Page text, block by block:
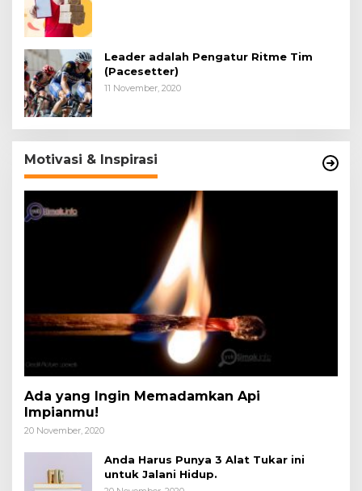
Leader adalah Pengatur Ritme Tim
(Pacesetter)
11 November, 2020
Motivasi & Inspirasi
Ada yang Ingin Memadamkan Api
Impianmu!
20 November, 2020
Anda Harus Punya 3 Alat Tukar ini
untuk Jalani Hidup.